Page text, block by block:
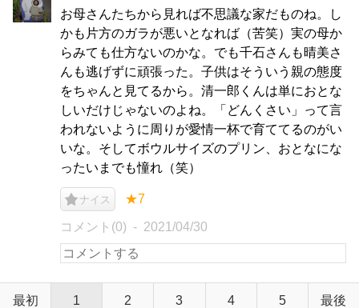
お母さんたちから見れば不思議な家だものね。し
かも片方のガラが悪いとなれば（苦笑）実の母か
らみても仕方ないのかな。でも千石さんも晴美さ
んも逃げずに頑張った。子供はそういう親の態度
をちゃんと見てるから。清一郎くんは単におとな
しいだけじゃないのよね。「どんくさい」って言
われないように周りが愛情一杯で育ててるのがい
いな。そしてボウルサイズのプリン、おとなにな
ったいまでも憧れ（笑）
ナイス ★7
コメント(0) 2021/04/30
最初 1 2 3 4 5 最後